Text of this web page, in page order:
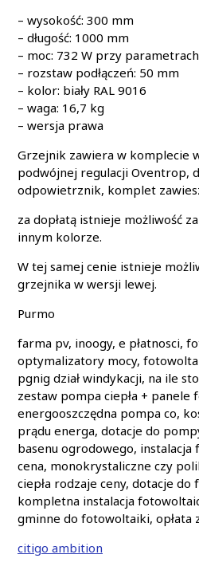
– wysokość: 300 mm
– długość: 1000 mm
– moc: 732 W przy
– rozstaw podłączeń: 50 mm
– kolor: biały RAL 9016
– waga: 16,7 kg
– wersja prawa
Grzejnik zawiera w komplecie
podwójnej regulacji Oventrop,
odpowietrznik, komplet
za dopłatą istnieje możliwość
innym kolorze.
W tej samej cenie istnieje
grzejnika w wersji lewej.
Purmo
farma pv, inoogy, e płatnosci,
optymalizatory mocy,
pgnig dział windykacji, na ile
zestaw pompa ciepła + panele
energooszczędna pompa co,
prądu energa, dotacje do
basenu ogrodowego,
cena, monokrystaliczne czy
ciepła rodzaje ceny, dotacje
kompletna instalacja
gminne do fotowoltaiki, opłata
citigo ambition